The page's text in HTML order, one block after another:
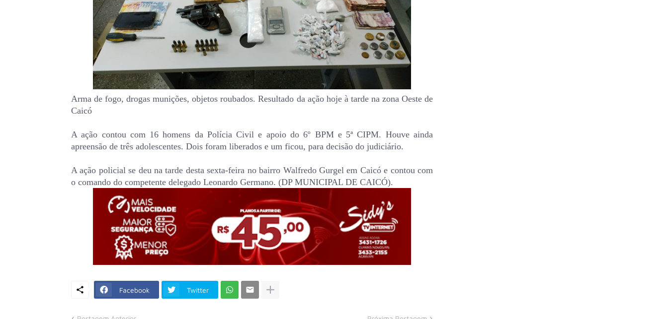
Arma de fogo, drogas munições, objetos roubados. Resultado da ação hoje à tarde na zona Oeste de
Caicó
A ação contou com 16 homens da Polícia Civil e apoio do 6º BPM e 5ª CIPM. Houve ainda
apreensão de três adolescentes. Dois foram liberados e um ficou, para decisão do judiciário.
A ação policial se deu na tarde desta sexta-feira no bairro Walfredo Gurgel em Caicó e contou com
o comando do competente delegado Leonardo Germano. (DP MUNICIPAL DE CAICÓ).
Facebook Twitter